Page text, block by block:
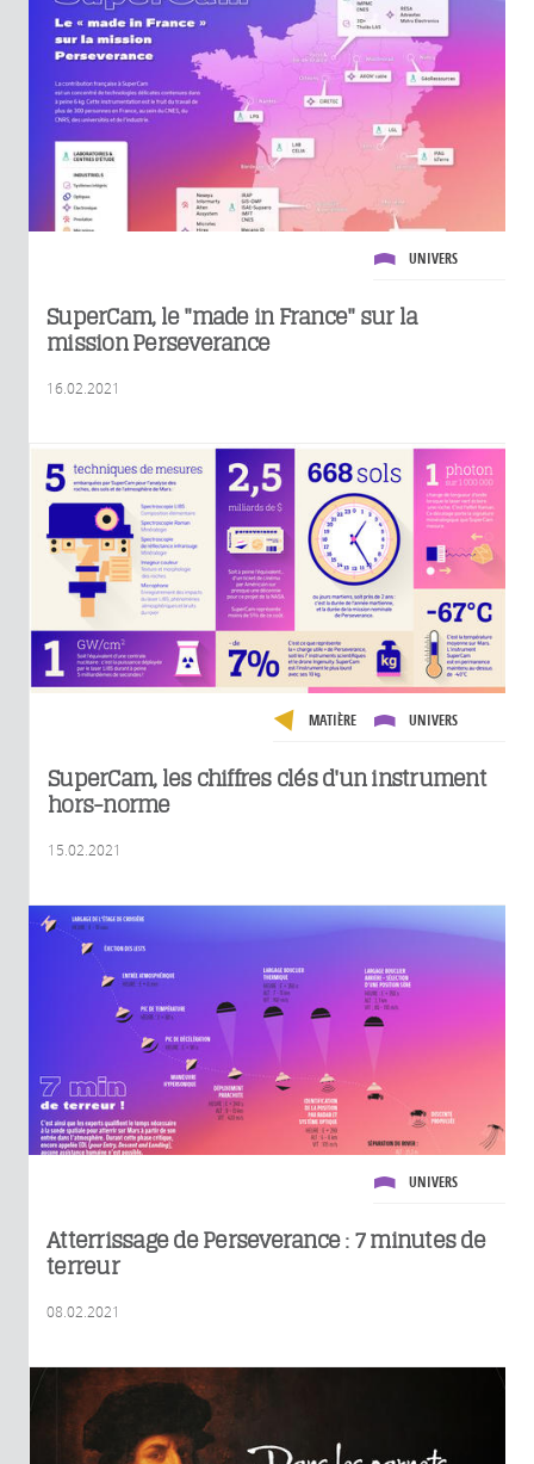
UNIVERS
SuperCam, le "made in France" sur la
mission Perseverance
16.02.2021
MATIÈRE UNIVERS
SuperCam, les chiffres clés d'un instrument
hors-norme
15.02.2021
UNIVERS
Atterrissage de Perseverance : 7 minutes de
terreur
08.02.2021